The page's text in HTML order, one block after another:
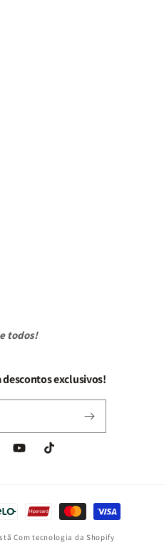
todos!
descontos exclusivos!
YouTubeTikTok
Com tecnologia da Shopify